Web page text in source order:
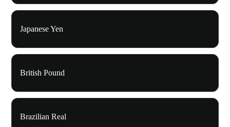
Japanese Yen
British Pound
Brazilian Real